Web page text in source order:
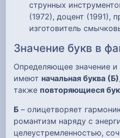
струнных
(1972), доцент (1991),
изготовитель
Значение букв в
Определяющее значение и
имеют начальная буква (Б),
также повторяющиеся
Б – олицетворяет
романтизм наряду с
целеустремленностью,